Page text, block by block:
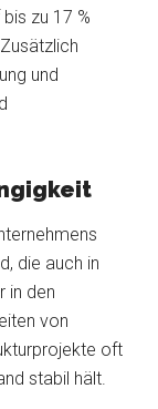
zu 17 %
und
die auch in
in den
von
oft
stabil hält.